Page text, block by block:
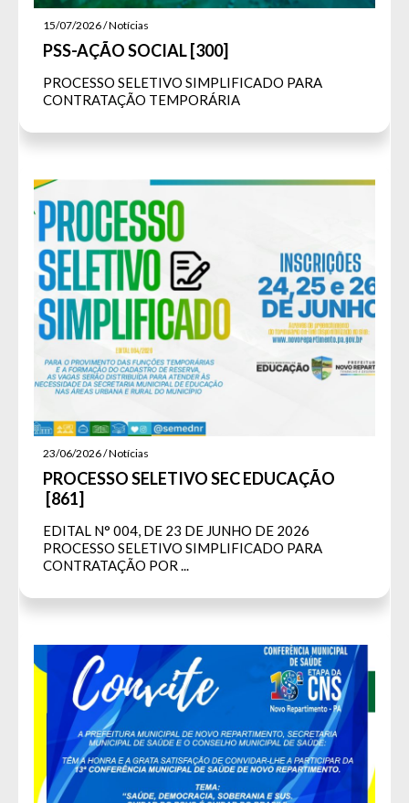
15/07/2026 / Notícias
PSS-AÇÃO SOCIAL [300]
PROCESSO SELETIVO SIMPLIFICADO PARA
CONTRATAÇÃO TEMPORÁRIA
23/06/2026 / Notícias
PROCESSO SELETIVO SEC EDUCAÇÃO
[861]
EDITAL N° 004, DE 23 DE JUNHO DE 2026
PROCESSO SELETIVO SIMPLIFICADO PARA
CONTRATAÇÃO POR ...